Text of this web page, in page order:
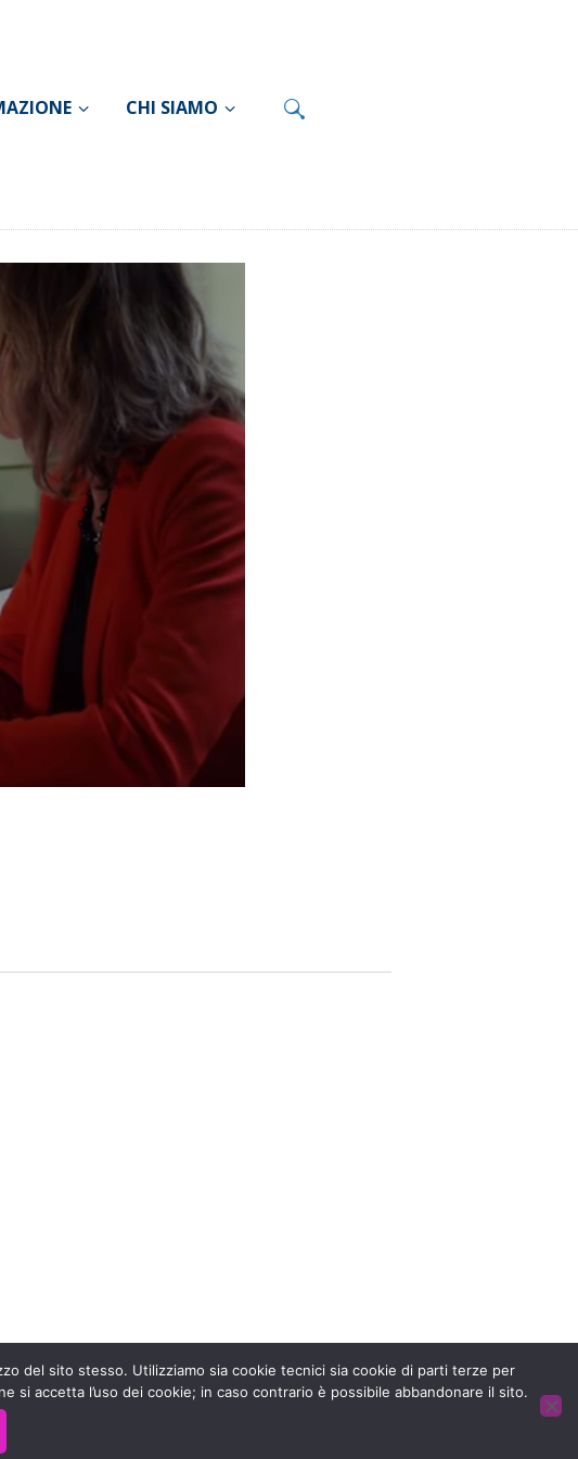
CHI SIAMO
del sito stesso. Utilizziamo sia cookie tecnici sia cookie di parti terze per
accetta l’uso dei cookie; in caso contrario è possibile abbandonare il sito.